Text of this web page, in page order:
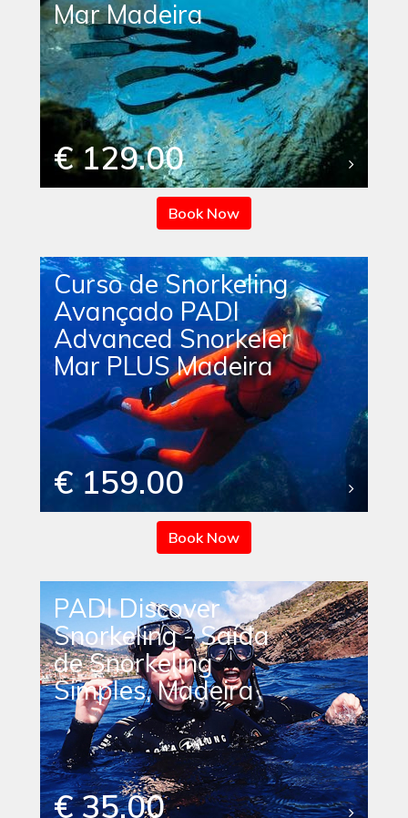
Mar Madeira
€ 129.00
Book Now
Curso de Snorkeling
Avançado PADI
Advanced Snorkeler
Mar PLUS Madeira
€ 159.00
Book Now
PADI Discover
Snorkeling - Saída
de Snorkeling
Simples, Madeira
€ 35.00